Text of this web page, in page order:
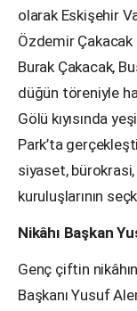
olarak Eskişehir
Özdemir Çakacak
Burak Çakacak,
düğün töreniyle
Gölü kıyısında
Park’ta
siyaset,
kuruluşlarının
Nikâhı Başkan
Genç çiftin
Başkanı Yusuf